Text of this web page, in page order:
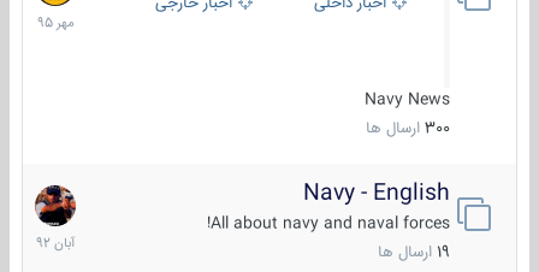
Navy News
300 ارسال ها
1395
Navy - English
All about navy and naval forces!
ارسال ها
22
آبان
1392